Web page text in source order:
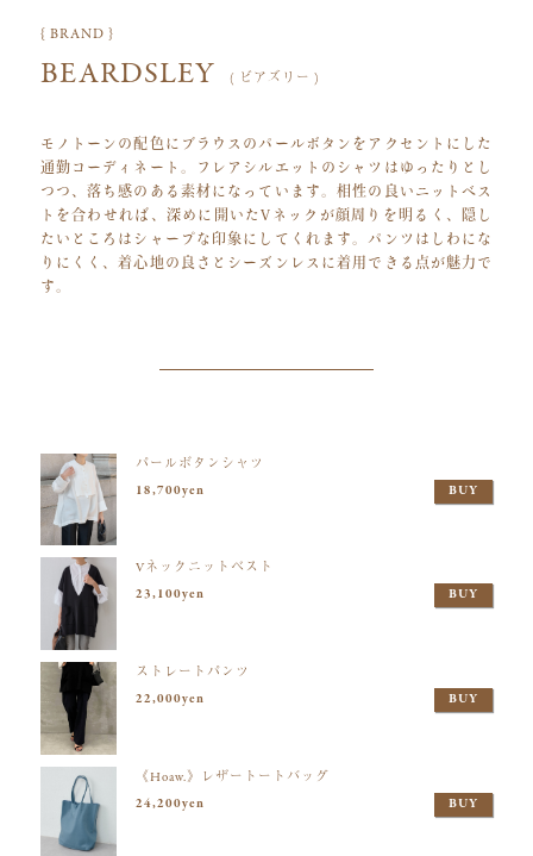
{ BRAND }
BEARDSLEY ( ビアズリー )
モノトーンの配色にブラウスのパールボタンをアクセントにした
通勤コーディネート。フレアシルエットのシャツはゆったりとし
つつ、落ち感のある素材になっています。相性の良いニットベス
トを合わせれば、深めに開いたVネックが顔周りを明るく、隠し
たいところはシャープな印象にしてくれます。パンツはしわにな
りにくく、着心地の良さとシーズンレスに着用できる点が魅力で
す。
パールボタンシャツ
18,700yen
BUY
Vネックニットベスト
23,100yen
BUY
ストレートパンツ
22,000yen
BUY
《Hoaw.》レザートートバッグ
24,200yen
BUY